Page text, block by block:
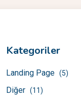
Kategoriler
Landing Page (5)
Diğer (11)